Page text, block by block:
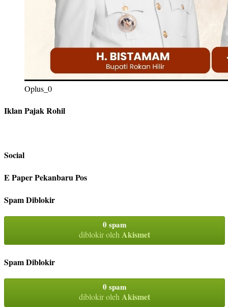
Oplus_0
Iklan Pajak Rohil
Social
E Paper Pekanbaru Pos
Spam Diblokir
0 spam
diblokir olehAkismet
Spam Diblokir
0 spam
diblokir oleh Akismet